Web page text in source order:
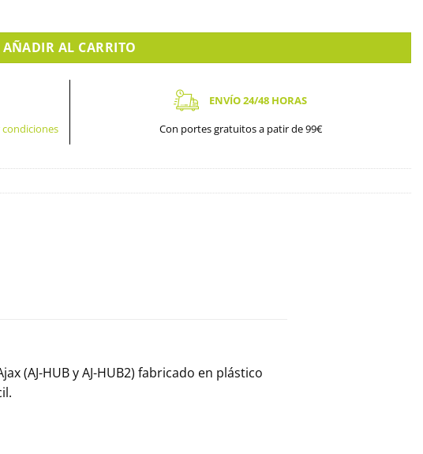
y AJ-HUB2) cantidad
AÑADIR AL CARRITO
condiciones
ENVÍO 24/48 HORAS
Con portes gratuitos a patir de 99€
(AJ-HUB y AJ-HUB2) fabricado en plástico